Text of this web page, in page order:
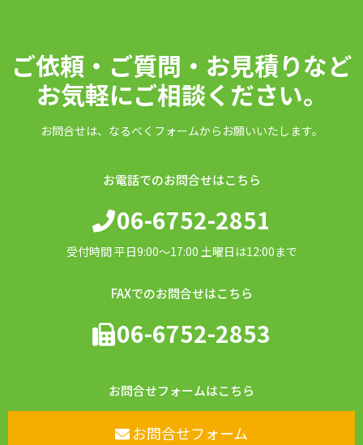
ご依頼・ご質問・お見積りなど
お気軽にご相談ください。
お問合せは、なるべくフォームからお願いいたします。
お電話でのお問合せはこちら
06-6752-2851
受付時間 平日9:00〜17:00 土曜日は12:00まで
FAXでのお問合せはこちら
06-6752-2853
お問合せフォームはこちら
お問合せフォーム